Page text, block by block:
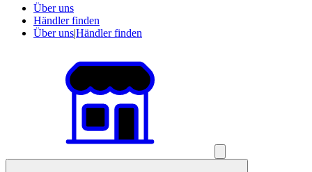
Über uns
Händler finden
Über uns|Händler finden